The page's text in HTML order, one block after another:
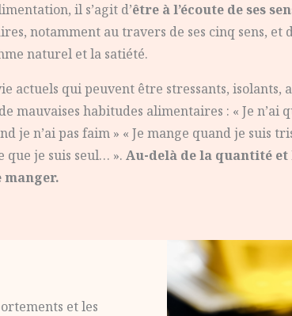
il s’agit d’être à l’écoute de ses
notamment au travers de ses cinq sens, et
naturel et la satiété.
actuels qui peuvent être stressants, isolants,
mauvaises habitudes alimentaires : « Je n’ai
je n’ai pas faim » « Je mange quand je suis
que je suis seul… ». Au-delà de la quantité
manger.
et les